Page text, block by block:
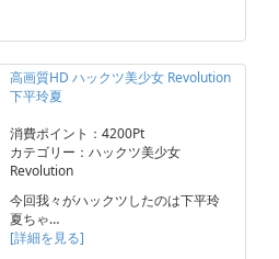
高画質HD ハックツ美少女 Revolution
下平玲夏
消費ポイント：4200Pt
カテゴリー：ハックツ美少女
Revolution
今回我々がハックツしたのは下平玲
夏ちゃ…
[詳細を見る]